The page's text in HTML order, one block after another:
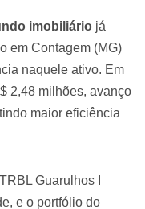
imobiliário já
em Contagem (MG)
naquele ativo. Em
2,48 milhões, avanço
maior eficiência
Guarulhos I
e o portfólio do